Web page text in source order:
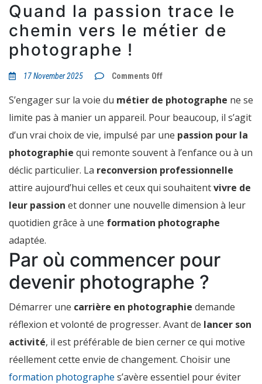
Quand la passion trace le
chemin vers le métier de
photographe !
17 November 2025 Comments Offon
passion
le
vers
métier
photographe
!
S’engager sur la voie du métier de photographe ne se
limite pas à manier un appareil. Pour beaucoup, il s’agit
d’un vrai choix de vie, impulsé par une passion pour la
photographie qui remonte souvent à l’enfance ou à un
déclic particulier. La reconversion professionnelle
attire aujourd’hui celles et ceux qui souhaitentvivre de
leur passion et donner une nouvelle dimension à leur
quotidien grâce à une formation photographe
adaptée.
Par où commencer pour
devenir photographe ?
Démarrer une carrière en photographie demande
réflexion et volonté de progresser. Avant de lancer son
activité, il est préférable de bien cerner ce qui motive
réellement cette envie de changement. Choisir une
formation photographe s’avère essentiel pour éviter